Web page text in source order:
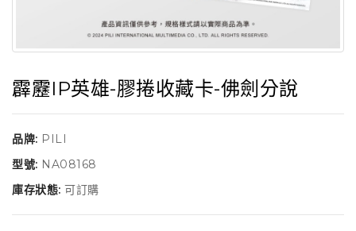
霹靂IP英雄-膠捲收藏卡-佛劍分說
品牌: PILI
型號: NA08168
庫存狀態: 可訂購